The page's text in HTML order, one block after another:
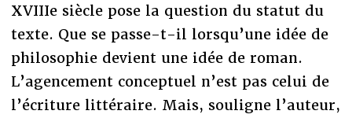
XVIIIe siècle pose la question du statut du
texte. Que se passe-t-il lorsqu’une idée de
philosophie devient une idée de roman.
L’agencement conceptuel n’est pas celui de
l’écriture littéraire. Mais, souligne l’auteur,